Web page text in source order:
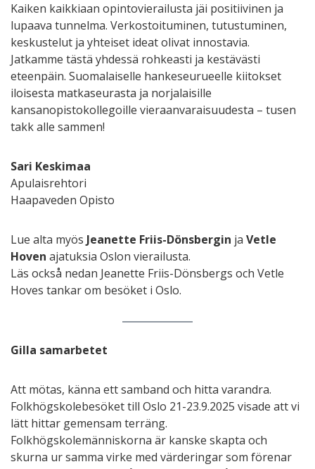
Kaiken kaikkiaan opintovierailusta jäi positiivinen ja
lupaava tunnelma. Verkostoituminen, tutustuminen,
keskustelut ja yhteiset ideat olivat innostavia.
Jatkamme tästä yhdessä rohkeasti ja kestävästi
eteenpäin. Suomalaiselle hankeseurueelle kiitokset
iloisesta matkaseurasta ja norjalaisille
kansanopistokollegoille vieraanvaraisuudesta – tusen
takk alle sammen!
Sari Keskimaa
Apulaisrehtori
Haapaveden Opisto
Lue alta myös Jeanette Friis-Dönsbergin ja Vetle
Hoven ajatuksia Oslon vierailusta.
Läs också nedan Jeanette Friis-Dönsbergs och Vetle
Hoves tankar om besöket i Oslo.
Gilla samarbetet
Att mötas, känna ett samband och hitta varandra.
Folkhögskolebesöket till Oslo 21-23.9.2025 visade att vi
lätt hittar gemensam terräng.
Folkhögskolemänniskorna är kanske skapta och
skurna ur samma virke med värderingar som förenar